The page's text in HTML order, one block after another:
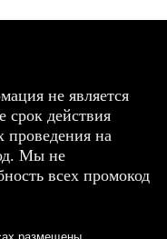
не является
срок действия
проведения на
Мы не
всех промокод